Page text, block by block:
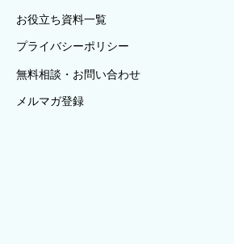
お役立ち資料一覧
プライバシーポリシー
無料相談・お問い合わせ
メルマガ登録